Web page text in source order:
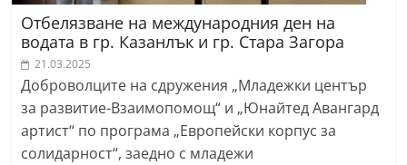
Отбелязване на международния ден на
водата в гр. Казанлък и гр. Стара Загора
21.03.2025
Доброволците на сдружения „Младежки център
за развитие-Взаимопомощ“ и „Юнайтед Авангард
артист“ по програма „Европейски корпус за
солидарност“, заедно с младежи